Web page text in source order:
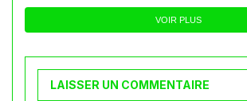
VOIR PLUS
LAISSER UN COMMENTAIRE